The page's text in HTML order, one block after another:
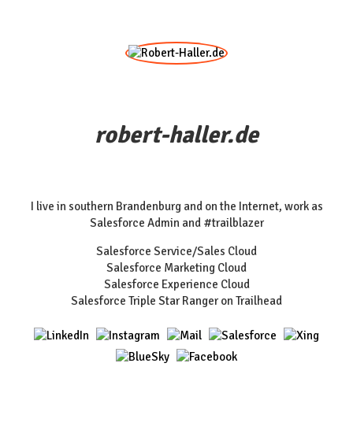
robert-haller.de
I live in southern Brandenburg and on the Internet, work as
Salesforce Admin and #trailblazer
Salesforce Service/Sales Cloud
Salesforce Marketing Cloud
Salesforce Experience Cloud
Salesforce Triple Star Ranger on Trailhead